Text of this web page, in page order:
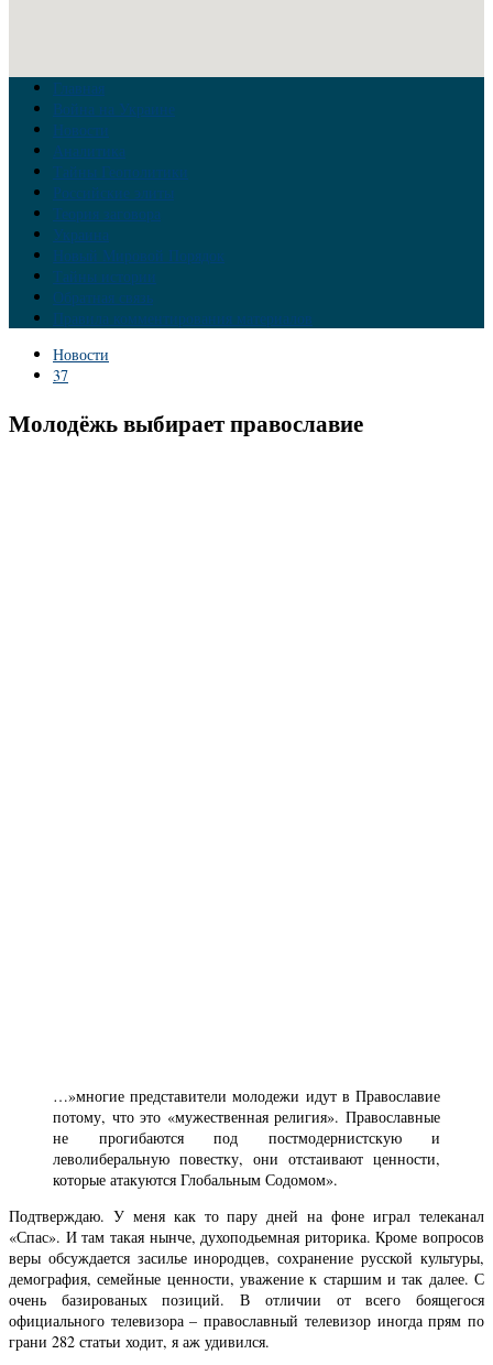
Главная
Война на Украине
Новости
Аналитика
Тайны Геополитики
Российские элиты
Теория заговора
Украина
Новый Мировой Порядок
Тайны истории
Обратная связь
Правила комментирования материалов
Новости
37
Молодёжь выбирает православие
…»многие представители молодежи идут в Православие
потому, что это «мужественная религия». Православные
не прогибаются под постмодернистскую и
леволиберальную повестку, они отстаивают ценности,
которые атакуются Глобальным Содомом».
Подтверждаю. У меня как то пару дней на фоне играл телеканал
«Спас». И там такая нынче, духоподьемная риторика. Кроме вопросов
веры обсуждается засилье инородцев, сохранение русской культуры,
демография, семейные ценности, уважение к старшим и так далее. С
очень базированых позиций. В отличии от всего боящегося
официального телевизора – православный телевизор иногда прям по
грани 282 статьи ходит, я аж удивился.